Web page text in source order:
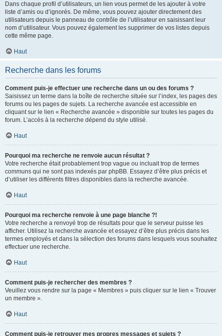
Dans chaque profil d’utilisateurs, un lien vous permet de les ajouter à votre
liste d’amis ou d’ignorés. De même, vous pouvez ajouter directement des
utilisateurs depuis le panneau de contrôle de l’utilisateur en saisissant leur
nom d’utilisateur. Vous pouvez également les supprimer de vos listes depuis
cette même page.
Haut
Recherche dans les forums
Comment puis-je effectuer une recherche dans un ou des forums ?
Saisissez un terme dans la boîte de recherche située sur l’index, les pages des
forums ou les pages de sujets. La recherche avancée est accessible en
cliquant sur le lien « Recherche avancée » disponible sur toutes les pages du
forum. L’accès à la recherche dépend du style utilisé.
Haut
Pourquoi ma recherche ne renvoie aucun résultat ?
Votre recherche était probablement trop vague ou incluait trop de termes
communs qui ne sont pas indexés par phpBB. Essayez d’être plus précis et
d’utiliser les différents filtres disponibles dans la recherche avancée.
Haut
Pourquoi ma recherche renvoie à une page blanche ?!
Votre recherche a renvoyé trop de résultats pour que le serveur puisse les
afficher. Utilisez la recherche avancée et essayez d’être plus précis dans les
termes employés et dans la sélection des forums dans lesquels vous souhaitez
effectuer une recherche.
Haut
Comment puis-je rechercher des membres ?
Veuillez vous rendre sur la page « Membres » puis cliquer sur le lien « Trouver
un membre ».
Haut
Comment puis-je retrouver mes propres messages et sujets ?